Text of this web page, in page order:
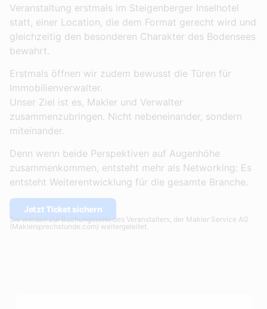
Veranstaltung erstmals im Steigenberger Inselhotel
statt, einer Location, die dem Format gerecht wird und
gleichzeitig den besonderen Charakter des Bodensees
bewahrt.
Erstmals öffnen wir zudem bewusst die Türen für
Immobilienverwalter.
Unser Ziel ist es, Makler und Verwalter
zusammenzubringen. Nicht nebeneinander, sondern
miteinander.
Denn wenn beide Perspektiven auf Augenhöhe
zusammenkommen, entsteht mehr als Networking: Es
entsteht Weiterentwicklung für die gesamte Branche.
Jetzt Ticket sichern
Sie werden zur Buchungsseite des Veranstalters, der Makler Service AG
(Maklersprechstunde.com) weitergeleitet.